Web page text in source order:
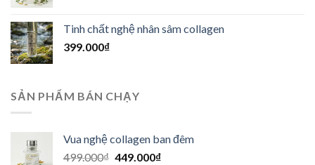
499.000₫.là:
Tinh chất nghệ nhân sâm collagen
399.000₫
SẢN PHẨM BÁN CHẠY
Vua nghệ collagen ban đêm
499.000₫ Giá
449.000₫Giá